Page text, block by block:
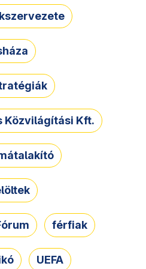
Közvilágítási Kft.
férfiak
UEFA